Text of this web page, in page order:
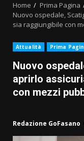
Home
Prima Pagina
Nuovo ospedale,
sia raggiungibile con
Attualità Prima
Nuovo
aprirlo
con mezzi
Redazione GoFasano